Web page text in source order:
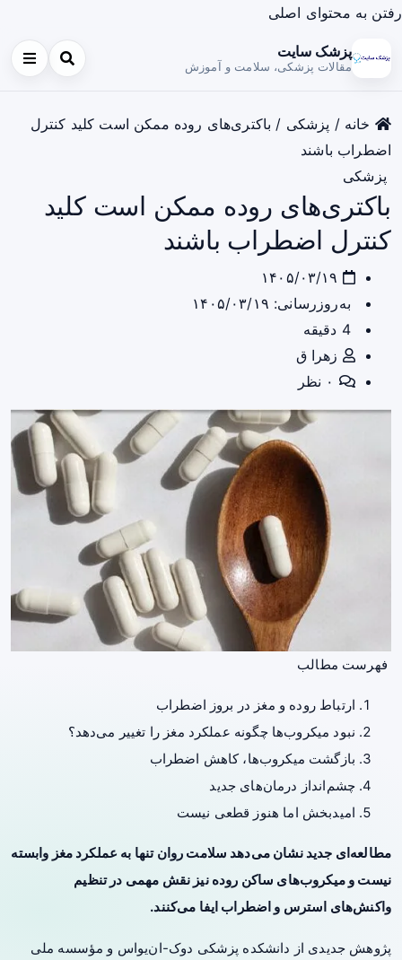
رفتن به محتوای اصلی
پزشک سایت
مقالات پزشکی، سلامت و آموزش
خانه / پزشکی / باکتری‌های روده ممکن است کلید کنترل
اضطراب باشند
پزشکی
باکتری‌های روده ممکن است کلید
کنترل اضطراب باشند
به‌روزرسانی: ۱۴۰۵/۰۳/۱۹
4 دقیقه
زهرا ق
فهرست مطالب
ارتباط روده و مغز در بروز اضطراب
نبود میکروب‌ها چگونه عملکرد مغز را تغییر می‌دهد؟
بازگشت میکروب‌ها، کاهش اضطراب
چشم‌انداز درمان‌های جدید
امیدبخش اما هنوز قطعی نیست
مطالعه‌ای جدید نشان می‌دهد سلامت روان تنها به عملکرد مغز وابسته
نیست و میکروب‌های ساکن روده نیز نقش مهمی در تنظیم
واکنش‌های استرس و اضطراب ایفا می‌کنند.
پژوهش جدیدی از دانشکده پزشکی دوک-ان‌یواس و مؤسسه ملی